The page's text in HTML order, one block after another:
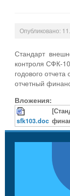
Опубликовано:
Стандарт
контроля СФК-
годового
отчетный
Вложения:
sfk103.doc